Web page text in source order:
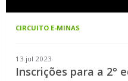
CIRCUITO E-MINAS
13 jul 2023
Inscrições para a 2°